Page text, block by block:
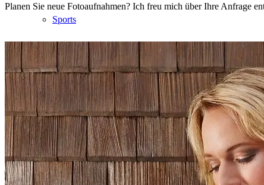
Sports
Uniques
Projects
Planen Sie neue Fotoaufnahmen? Ich freu mich über Ihre Anfrage